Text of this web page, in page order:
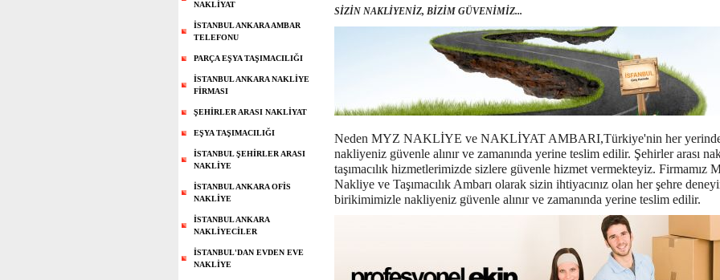
NAKLİYAT
İSTANBUL ANKARA AMBAR
TELEFONU
PARÇA EŞYA TAŞIMACILIĞI
İSTANBUL ANKARA NAKLİYE
FİRMASI
ŞEHİRLER ARASI NAKLİYAT
EŞYA TAŞIMACILIĞI
İSTANBUL ŞEHİRLER ARASI
NAKLİYE
İSTANBUL ANKARA OFİS
NAKLİYE
İSTANBUL ANKARA
NAKLİYECİLER
İSTANBUL'DAN EVDEN EVE
NAKLİYE
SİZİN NAKLİYENİZ, BİZİM GÜVENİMİZ...
Neden MYZ NAKLİYE ve NAKLİYAT AMBARI,Türkiye'nin her
nakliyeniz güvenle alınır ve zamanında yerine teslim edilir. Şehirler arası
taşımacılık hizmetlerimizde sizlere güvenle hizmet vermekteyiz. Firmamız
Nakliye ve Taşımacılık Ambarı olarak sizin ihtiyacınız olan her şehre
birikimimizle nakliyeniz güvenle alınır ve zamanında yerine teslim edilir.